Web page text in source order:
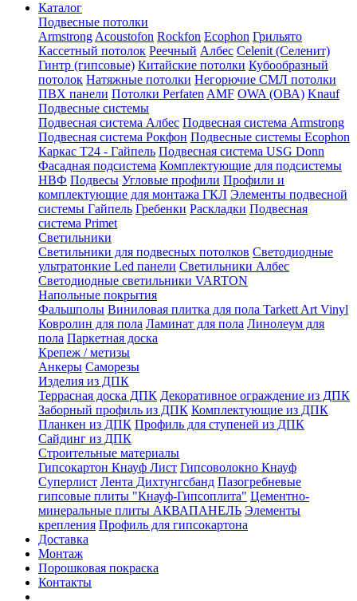
Каталог
Подвесные потолки
Armstrong Acoustofon Rockfon Ecophon Грильято
Кассетный потолок Реечный Албес Celenit (Селенит)
Гинтр (гипсовые) Китайские потолки Кубообразный
потолок Натяжные потолки Негорючие СМЛ потолки
ПВХ панели Потолки Perfaten AMF OWA (ОВА) Knauf
Подвесные системы
Подвесная система Албес Подвесная система Armstrong
Подвесная система Рокфон Подвесные системы Ecophon
Каркас Т24 - Гайпель Подвесная система USG Donn
Фасадная подсистема Комплектующие для подсистемы
НВФ Подвесы Угловые профили Профили и
комплектующие для монтажа ГКЛ Элементы подвесной
системы Гайпель Гребенки Раскладки Подвесная
система Primet
Светильники
Светильники для подвесных потолков Светодиодные
ультратонкие Led панели Светильники Албес
Светодиодные светильники VARTON
Напольные покрытия
Фальшполы Виниловая плитка для пола Tarkett Art Vinyl
Ковролин для пола Ламинат для пола Линолеум для
пола Паркетная доска
Крепеж / метизы
Анкеры Саморезы
Изделия из ДПК
Террасная доска ДПК Декоративное ограждение из ДПК
Заборный профиль из ДПК Комплектующие из ДПК
Планкен из ДПК Профиль для ступеней из ДПК
Сайдинг из ДПК
Строительные материалы
Гипсокартон Кнауф Лист Гипсоволокно Кнауф
Суперлист Лента Дихтунгсбанд Пазогребневые
гипсовые плиты "Кнауф-Гипсоплита" Цементно-
минеральные плиты АКВАПАНЕЛЬ Элементы
крепления Профиль для гипсокартона
Доставка
Монтаж
Порошковая покраска
Контакты